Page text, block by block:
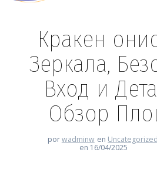
Кракен
Зеркала,
Вход и
Обзор
porwadminw en Uncategorized
en 16/04/2025